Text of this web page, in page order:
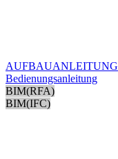
AUFBAUANLEITUNG
Bedienungsanleitung
BIM(RFA)
BIM(IFC)